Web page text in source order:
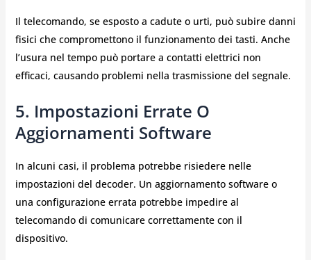
Il telecomando, se esposto a cadute o urti, può subire danni
fisici che compromettono il funzionamento dei tasti. Anche
l’usura nel tempo può portare a contatti elettrici non
efficaci, causando problemi nella trasmissione del segnale.
5. Impostazioni Errate O
Aggiornamenti Software
In alcuni casi, il problema potrebbe risiedere nelle
impostazioni del decoder. Un aggiornamento software o
una configurazione errata potrebbe impedire al
telecomando di comunicare correttamente con il
dispositivo.